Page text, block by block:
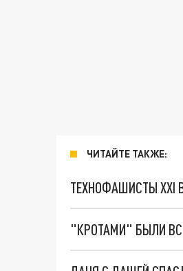
ЧИТАЙТЕ ТАКЖЕ:
ТЕХНОФАШИСТЫ XXI
"КРОТАМИ" БЫЛИ